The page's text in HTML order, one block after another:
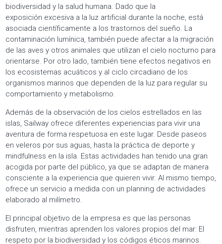
El principal objetivo de la empresa es que las personas
disfruten, mientras aprenden los valores propios del mar: El
respeto por la biodiversidad y los códigos éticos marinos.
Hay que tener en cuenta que el cuidado del mar es
imprescindible para mantener el equilibrio ecológico del
planeta en su conjunto.
La iniciativa Starlight en las Islas Cíes es un ejemplo del
medio ambiente y la promoción de un turismo sostenible.
Una experiencia en la que disfrutar de la belleza y la
majestuosidad del universo en toda su plenitud.
EUROPARK–Parque nacional Illas Atlánticas –Ecotruismo–
Club de Galicia sostenible
Más artículos